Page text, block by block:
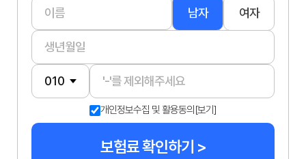
남자 여자
개인정보수집 및 활용동의 [보기]
보험료 확인하기 >